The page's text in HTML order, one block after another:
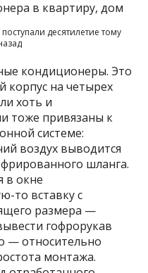
десятилетие тому
кондиционеры. Это
корпус на четырех
хоть и
тоже привязаны к
системе:
воздух выводится
шланга.
в окне
то вставку с
размера —
гофрорукав
— относительно
монтажа.